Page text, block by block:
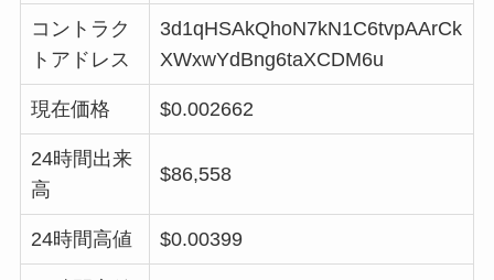
コントラク
トアドレス
3d1qHSAkQhoN7kN1C6tvpAArCk
XWxwYdBng6taXCDM6u
現在価格 $0.002662
24時間出来
高
$86,558
24時間高値 $0.00399